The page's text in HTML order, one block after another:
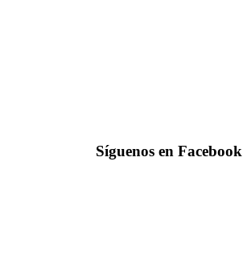
Síguenos en Facebook